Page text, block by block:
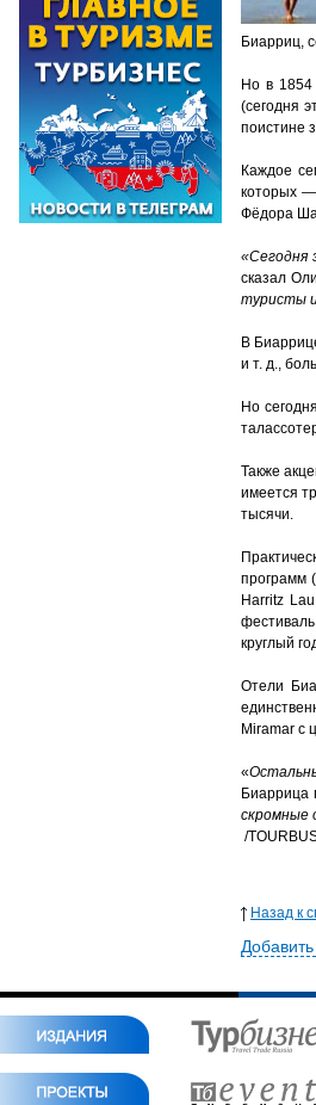
Биарриц,
Но в 1854
(сегодня
поистине
Каждое
которых —
Фёдора
«Сегодня
сказал
туристы
В
и т. д.,
Но
Также
имеется
тысячи.
программ
Harritz
круглый
Отели
Miramar с
«
Биаррица
скромные
/
Назад к